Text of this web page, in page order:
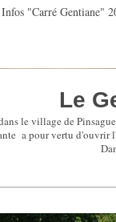
Infos "Carré Gentiane"
Le
de
a pour vertu d'ouvrir